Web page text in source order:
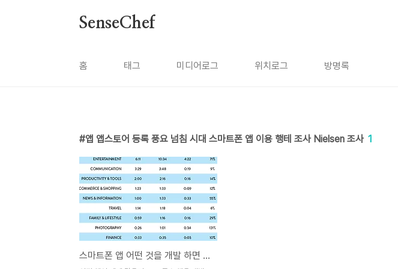
SenseChef
홈 태그 미디어로그 위치로그 방명록
앱 앱스토어 등록 풍요 넘침 시대 스마트폰 앱 이용 행테 조사 Nielsen 조사 1
스마트폰 앱 어떤 것을 개발 하면 좋을까?